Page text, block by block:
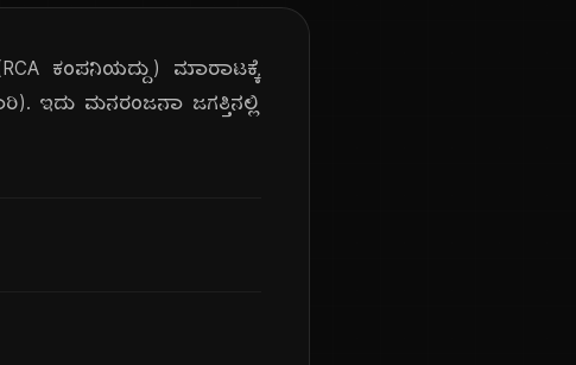
ಕಂಪನಿಯದ್ದು) ಮಾರಾಟಕ್ಕೆ
ಇದು ಮನರಂಜನಾ ಜಗತ್ತಿನಲ್ಲಿ